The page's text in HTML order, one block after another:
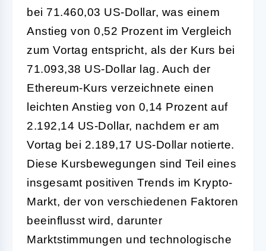
bei 71.460,03 US-Dollar, was einem
Anstieg von 0,52 Prozent im Vergleich
zum Vortag entspricht, als der Kurs bei
71.093,38 US-Dollar lag. Auch der
Ethereum-Kurs verzeichnete einen
leichten Anstieg von 0,14 Prozent auf
2.192,14 US-Dollar, nachdem er am
Vortag bei 2.189,17 US-Dollar notierte.
Diese Kursbewegungen sind Teil eines
insgesamt positiven Trends im Krypto-
Markt, der von verschiedenen Faktoren
beeinflusst wird, darunter
Marktstimmungen und technologische